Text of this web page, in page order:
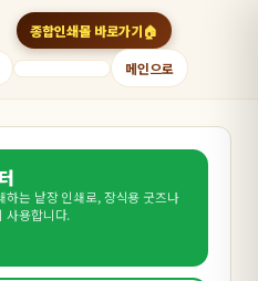
종합인쇄몰 바로가기
메인으로
하는 낱장 인쇄로, 장식용 굿즈나
사용합니다.